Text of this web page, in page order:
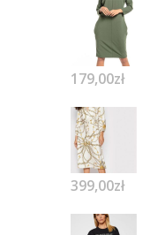
179,00zł
399,00zł